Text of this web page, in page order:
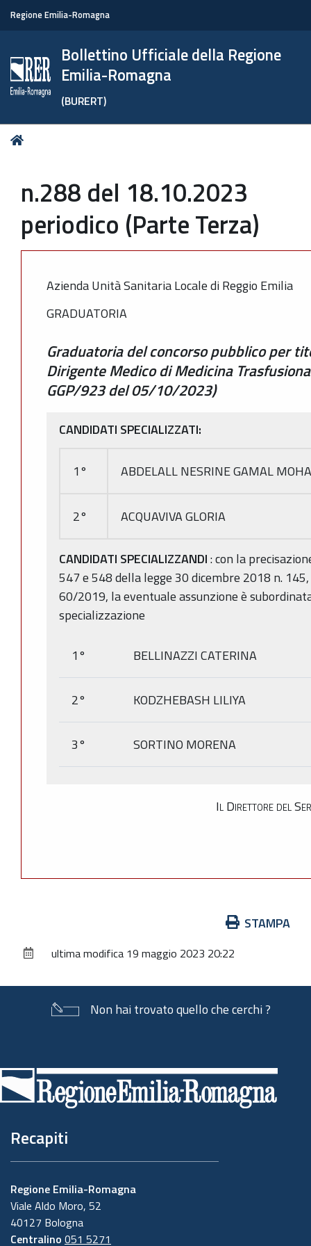
Regione Emilia-Romagna
Bollettino Ufficiale della Regione
Emilia-Romagna
(BURERT)
Tu
n.288 del 18.10.2023
periodico (Parte Terza)
Azienda Unità Sanitaria Locale di Reggio Emilia
GRADUATORIA
Graduatoria del concorso pubblico per
Dirigente Medico di Medicina
GGP/923 del 05/10/2023)
CANDIDATI SPECIALIZZATI:
1° ABDELALL NESRINE GAMAL
2° ACQUAVIVA GLORIA
CANDIDATI SPECIALIZZANDI: con la
547 e 548 della legge 30 dicembre 2018 n.
60/2019, la eventuale assunzione è
specializzazione
1° BELLINAZZI CATERINA
2° KODZHEBASH LILIYA
3° SORTINO MORENA
Il Direttore del
documento
STAMPA
ultima modifica 19 maggio 2023 20:22
Non hai trovato quello che cerchi ?
di
pagina
Recapiti
Regione Emilia-Romagna
Viale Aldo Moro, 52
40127 Bologna
Centralino 051 5271